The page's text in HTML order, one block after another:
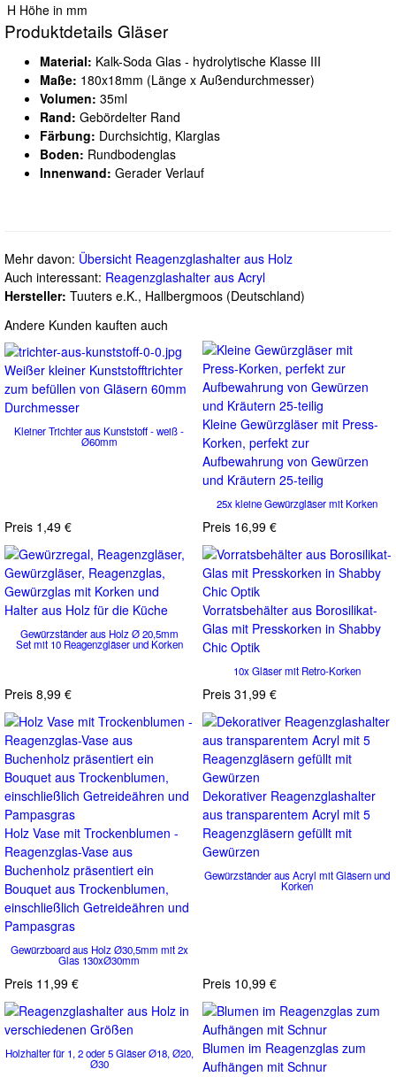
H Höhe in mm
Produktdetails Gläser
Material: Kalk-Soda Glas - hydrolytische Klasse III
Maße: 180x18mm (Länge x Außendurchmesser)
Volumen: 35ml
Rand: Gebördelter Rand
Färbung: Durchsichtig, Klarglas
Boden: Rundbodenglas
Innenwand: Gerader Verlauf
Mehr davon: Übersicht Reagenzglashalter aus Holz
Auch interessant: Reagenzglashalter aus Acryl
Hersteller: Tuuters e.K., Hallbergmoos (Deutschland)
Andere Kunden kauften auch
Weißer kleiner Kunststofftrichter
zum befüllen von Gläsern 60mm
Durchmesser
Kleiner Trichter aus Kunststoff - weiß -
Ø60mm
Preis 1,49 €
Kleine Gewürzgläser mit Press-
Korken, perfekt zur
Aufbewahrung von Gewürzen
und Kräutern 25-teilig
25x kleine Gewürzgläser mit Korken
Preis 16,99 €
Gewürzständer aus Holz Ø 20,5mm
Set mit 10 Reagenzgläser und Korken
Preis 8,99 €
Vorratsbehälter aus Borosilikat-
Glas mit Presskorken in Shabby
Chic Optik
10x Gläser mit Retro-Korken
Preis 31,99 €
Holz Vase mit Trockenblumen -
Reagenzglas-Vase aus
Buchenholz präsentiert ein
Bouquet aus Trockenblumen,
einschließlich Getreideähren und
Pampasgras
Gewürzboard aus Holz Ø30,5mm mit 2x
Glas 130xØ30mm
Preis 11,99 €
Dekorativer Reagenzglashalter
aus transparentem Acryl mit 5
Reagenzgläsern gefüllt mit
Gewürzen
Gewürzständer aus Acryl mit Gläsern und
Korken
Preis 10,99 €
Holzhalter für 1, 2 oder 5 Gläser Ø18, Ø20,
Ø30
Blumen im Reagenzglas zum
Aufhängen mit Schnur